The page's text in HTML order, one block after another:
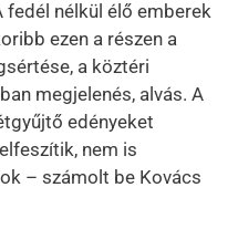
nélkül élő emberek
ezen a részen a
a köztéri
megjelenés, alvás. A
edényeket
nem is
– számolt be Kovács